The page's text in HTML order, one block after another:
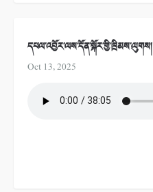
དཔལ་འབྱོར་ལས་དོན་སྐོར་གྱི་ཁྲིམས་ལུགས།
Oct 13, 2025